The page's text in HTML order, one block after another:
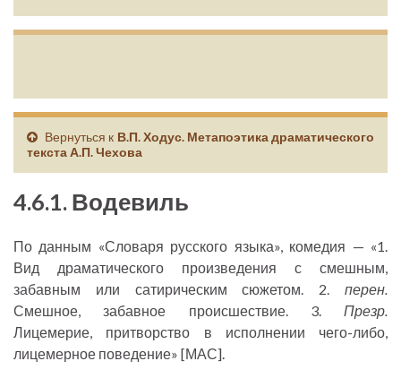
Вернуться к В.П. Ходус. Метапоэтика драматического
текста А.П. Чехова
4.6.1. Водевиль
По данным «Словаря русского языка», комедия — «1.
Вид драматического произведения с смешным,
забавным или сатирическим сюжетом. 2. перен.
Смешное, забавное происшествие. 3. Презр.
Лицемерие, притворство в исполнении чего-либо,
лицемерное поведение» [МАС].